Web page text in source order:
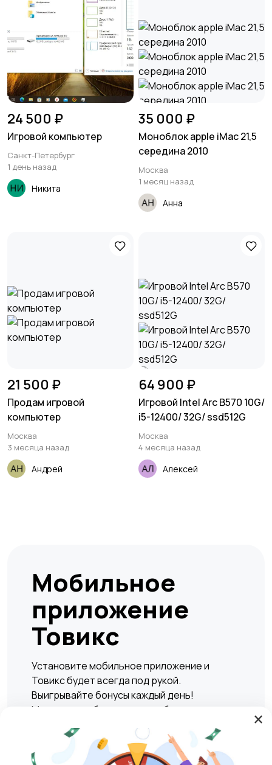
24 500 ₽
Игровой компьютер
Санкт-Петербург
1 день назад
Никита
35 000 ₽
Моноблок apple iMac 21,5
середина 2010
Москва
1 месяц назад
Анна
21 500 ₽
Продам игровой
компьютер
Москва
3 месяца назад
Андрей
64 900 ₽
Игровой Intel Arc B570 10G/
i5-12400/ 32G/ ssd512G
Москва
4 месяца назад
Алексей
Мобильное
приложение
Товикс
Установите мобильное приложение и
Товикс будет всегда под рукой.
Выигрывайте бонусы каждый день!
Мгновенно и безопасно подбирать жилье,
сделки по покупке или продаже любых
товаров и услуг в любое удобное время.
×